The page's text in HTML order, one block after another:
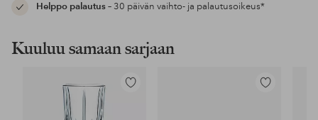
Helppo palautus– 30 päivän vaihto- ja palautusoikeus*
Kuuluu samaan sarjaan
Lisää
Lisää